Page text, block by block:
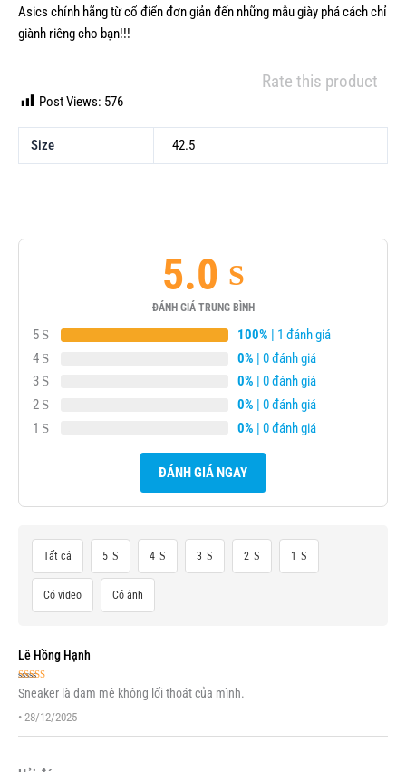
Asics chính hãng từ cổ điển đơn giản đến những mẫu giày phá cách chỉ
giành riêng cho bạn!!!
Rate this product
Post Views: 576
Size 42.5
5.0
ĐÁNH GIÁ TRUNG BÌNH
5 100% | 1 đánh giá
4
0% | 0 đánh giá
3
0% | 0 đánh giá
2
0% | 0 đánh giá
1
0% | 0 đánh giá
ĐÁNH GIÁ NGAY
Tất cả 5 4 3 2 1
Có video Có ảnh
Lê Hồng Hạnh
Được xếp
hạng55 sao
Sneaker là đam mê không lối thoát của mình.
• 28/12/2025